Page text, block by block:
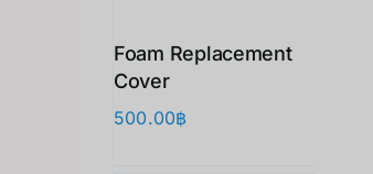
Foam Replacement
Cover
500.00฿